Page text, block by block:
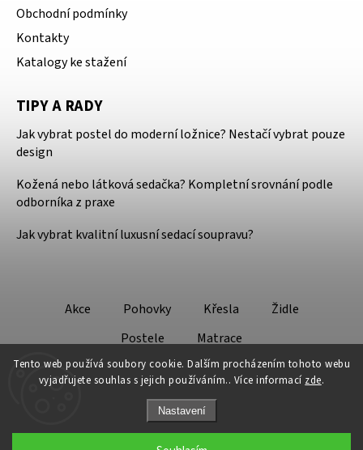
Tento web používá soubory cookie. Dalším procházením tohoto webu
vyjadřujete souhlas s jejich používáním.. Více informací zde.
Nastavení
Obchodní podmínky
Kontakty
Katalogy ke stažení
TIPY A RADY
Jak vybrat postel do moderní ložnice? Nestačí vybrat pouze
design
Kožená nebo látková sedačka? Kompletní srovnání podle
odborníka z praxe
Jak vybrat kvalitní luxusní sedací soupravu?
Akce Pohovky Křesla
Židle
Postele
Matrace